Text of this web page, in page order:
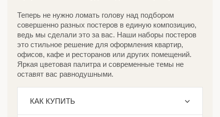
Теперь не нужно ломать голову над подбором
совершенно разных постеров в единую композицию,
ведь мы сделали это за вас. Наши наборы постеров
это стильное решение для оформления квартир,
офисов, кафе и ресторанов или других помещений.
Яркая цветовая палитра и современные темы не
оставят вас равнодушными.
КАК КУПИТЬ